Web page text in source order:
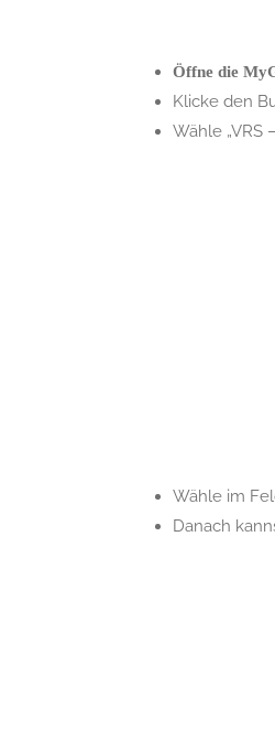
Öffne die
Klicke den
Wähle „VRS
Wähle im
Danach